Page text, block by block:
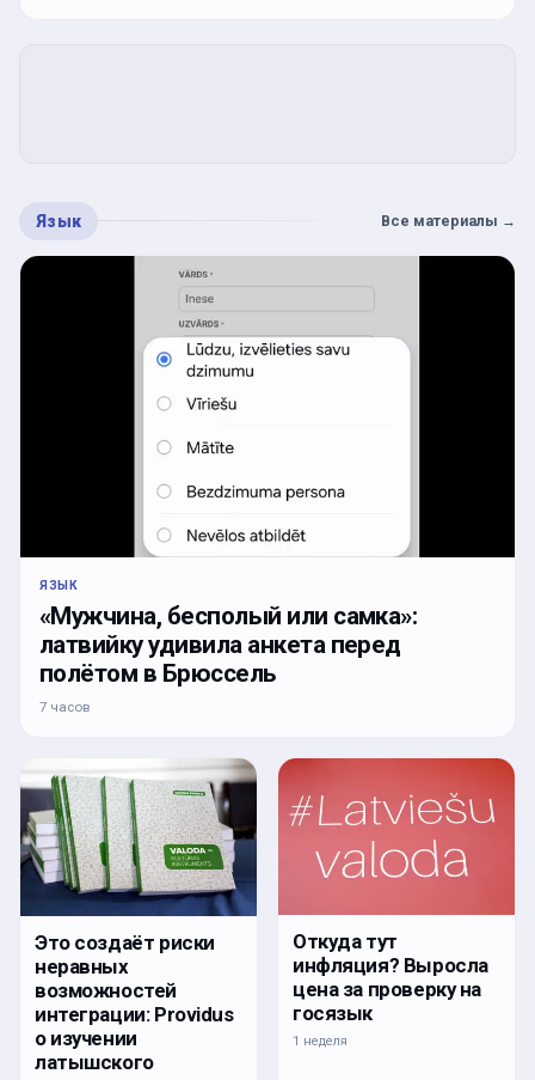
Язык Все материалы →
ЯЗЫК
«Мужчина, бесполый или самка»:
латвийку удивила анкета перед
полётом в Брюссель
7 часов
Это создаёт риски
неравных
возможностей
интеграции: Providus
о изучении
латышского
Откуда тут
инфляция? Выросла
цена за проверку на
госязык
1 неделя